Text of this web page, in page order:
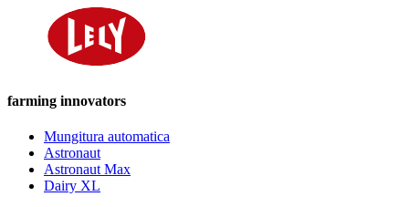
farming innovators
Mungitura automatica
Astronaut
Astronaut Max
Dairy XL